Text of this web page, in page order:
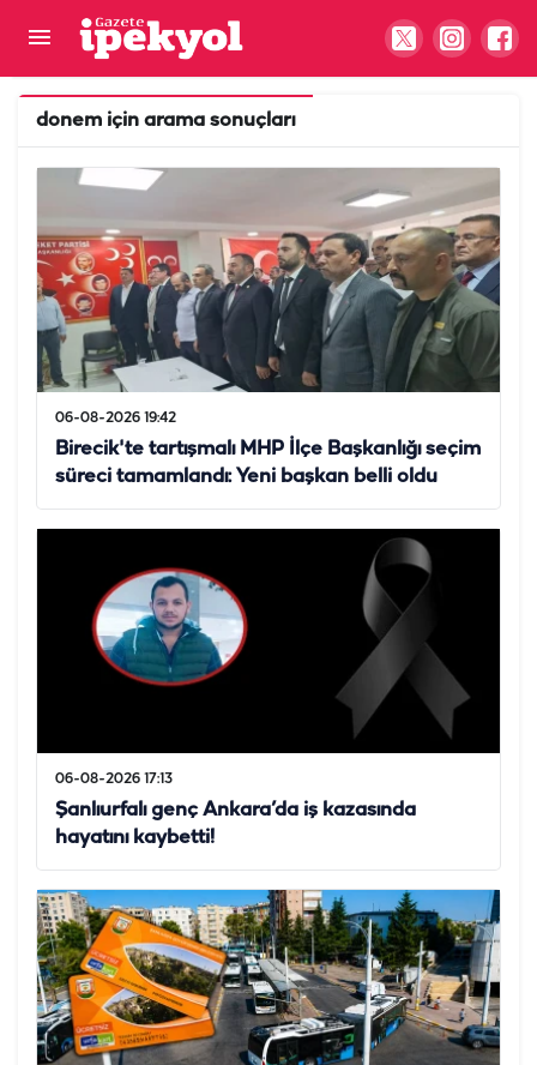
donem için arama sonuçları
06-08-2026 19:42
Birecik'te tartışmalı MHP İlçe Başkanlığı seçim
süreci tamamlandı: Yeni başkan belli oldu
06-08-2026 17:13
Şanlıurfalı genç Ankara’da iş kazasında
hayatını kaybetti!